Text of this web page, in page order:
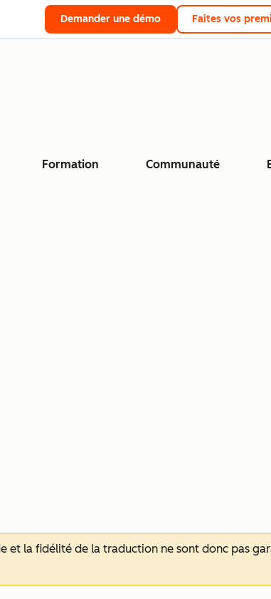
Demander une démo Faites vos
Formation Communauté
la fidélité de la traduction ne sont donc pas